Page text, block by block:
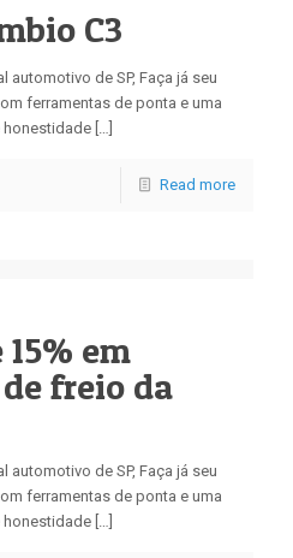
C3
automotivo de SP, Faça já seu
ferramentas de ponta e uma
[…]
Read more
em
freio da
automotivo de SP, Faça já seu
ferramentas de ponta e uma
[…]